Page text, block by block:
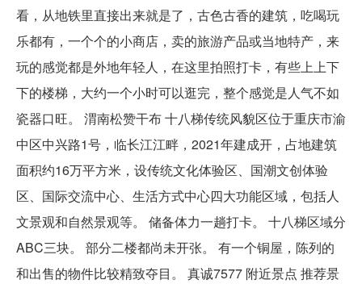
看，从地铁里直接出来就是了，古色古香的建筑，吃喝玩
乐都有，一个个的小商店，卖的旅游产品或当地特产，来
玩的感觉都是外地年轻人，在这里拍照打卡，有些上上下
下的楼梯，大约一个小时可以逛完，整个感觉是人气不如
瓷器口旺。 渭南松赞干布 十八梯传统风貌区位于重庆市渝
中区中兴路1号，临长江江畔，2021年建成开，占地建筑
面积约16万平方米，设传统文化体验区、国潮文创体验
区、国际交流中心、生活方式中心四大功能区域，包括人
文景观和自然景观等。 储备体力一趟打卡。 十八梯区域分
ABC三块。 部分二楼都尚未开张。 有一个铜屋，陈列的
和出售的物件比较精致夺目。 真诚7577 附近景点 推荐景